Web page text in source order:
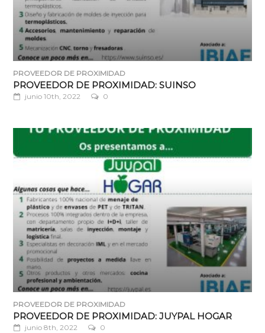
PROVEEDOR DE PROXIMIDAD
PROVEEDOR DE PROXIMIDAD: SUINSO
junio 10th, 2022 0
PROVEEDOR DE PROXIMIDAD
PROVEEDOR DE PROXIMIDAD: JUYPAL HOGAR
junio 8th, 2022 0